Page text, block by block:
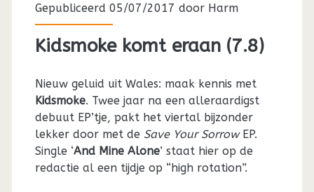
Gepubliceerd 05/07/2017 door Harm
Kidsmoke komt eraan (7.8)
Nieuw geluid uit Wales: maak kennis met
Kidsmoke. Twee jaar na een alleraardigst
debuut EP’tje, pakt het viertal bijzonder
lekker door met de Save Your SorrowEP.
Single ‘And Mine Alone’ staat hier op de
redactie al een tijdje op “high rotation”.